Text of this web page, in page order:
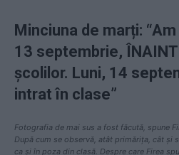
Minciuna de marți:
13 septembrie,
școlilor. Luni, 14
intrat în clase”
Fotografia de mai sus a fost făcută, spune
După cum se observă, atât primărița, cât
ca și în poza din clasă. Despre care Firea